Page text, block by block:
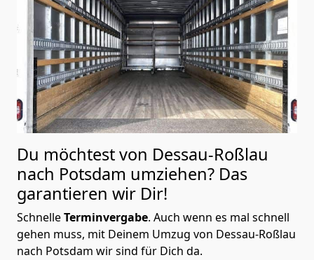
Du möchtest von Dessau-Roßlau
nach Potsdam umziehen? Das
garantieren wir Dir!
SchnelleTerminvergabe. Auch wenn es mal schnell
gehen muss, mit Deinem Umzug von Dessau-Roßlau
nach Potsdam wir sind für Dich da.